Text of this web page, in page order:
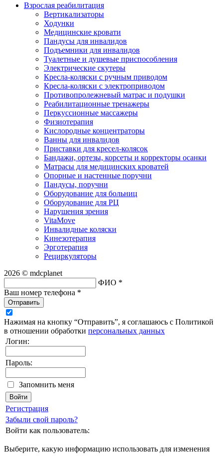
Взрослая реабилитация
Вертикализаторы
Ходунки
Медицинские кровати
Пандусы для инвалидов
Подъемники для инвалидов
Туалетные и душевые приспособления
Электрические скутеры
Кресла-коляски с ручным приводом
Кресла-коляски с электроприводом
Противопролежневый матрас и подушки
Реабилитационные тренажеры
Перкуссионные массажеры
Физиотерапия
Кислородные концентраторы
Ванны для инвалидов
Приставки для кресел-колясок
Бандажи, ортезы, корсеты и корректоры осанки
Матрасы для медицинских кроватей
Опорные и настенные поручни
Пандусы, поручни
Оборудование для больниц
Оборудование для РЦ
Нарушения зрения
VitaMove
Инвалидные коляски
Кинезотерапия
Эрготерапия
Рециркуляторы
2026 © mdcplanet
ФИО *
Ваш номер телефона *
Отправить
Нажимая на кнопку “Отправить”, я соглашаюсь с Политикой
в отношении обработки персональных данных
Логин:
Пароль:
Запомнить меня
Регистрация
Забыли свой пароль?
Войти как пользователь:
Выберите, какую информацию использовать для изменения